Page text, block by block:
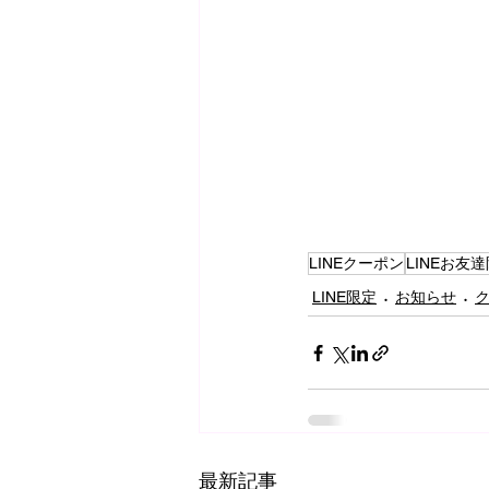
LINEクーポン LINEお友達
LINE限定
お知らせ
最新記事